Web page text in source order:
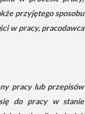
przyjętego sposobu
w pracy, pracodawca
pracy lub przepisów
do pracy w stanie